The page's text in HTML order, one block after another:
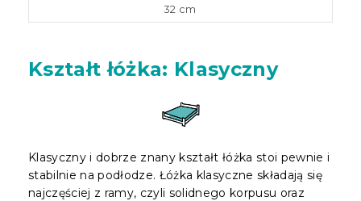
32 cm
Kształt łóżka: Klasyczny
Klasyczny i dobrze znany kształt łóżka stoi pewnie i
stabilnie na podłodze. Łóżka klasyczne składają się
najczęściej z ramy, czyli solidnego korpusu oraz